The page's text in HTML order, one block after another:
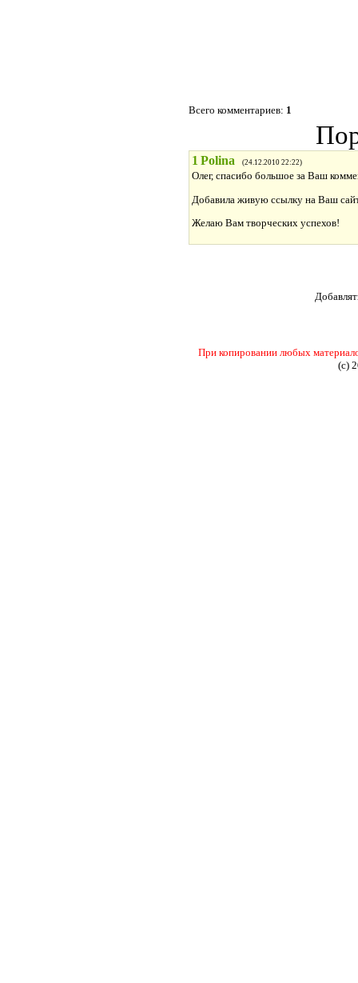
Всего комментариев: 1
1 Polina (24.12.2010 22:22)
Олег, спасибо большое за Ваш
Добавила живую ссылку на Ваш
Желаю Вам творческих успехов!
При копировании любых
(c)